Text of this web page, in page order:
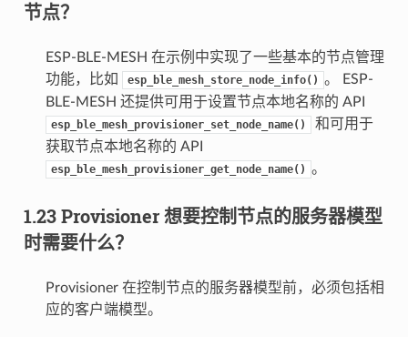
节点？
ESP-BLE-MESH 在示例中实现了一些基本的节点管理
功能，比如
esp_ble_mesh_store_node_info() 。 ESP-
BLE-MESH 还提供可用于设置节点本地名称的 API
esp_ble_mesh_provisioner_set_node_name()
和可用于
获取节点本地名称的 API
esp_ble_mesh_provisioner_get_node_name() 。
1.23 Provisioner 想要控制节点的服务器模型
时需要什么？
Provisioner 在控制节点的服务器模型前，必须包括相
应的客户端模型。